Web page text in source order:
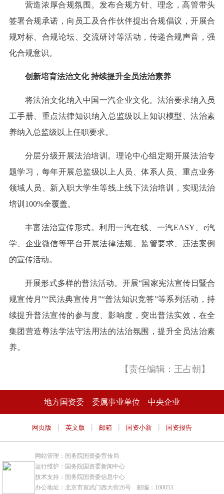
营造浓厚合规氛围。发布合规方针、理念，高管带头
签署合规承诺，向员工及合作伙伴提出合规倡议，开展合
规对标、合规论坛、交流研讨等活动，传递合规声音，强
化合规意识。
创新培育法治文化 持续提升全员法治素养
将法治文化纳入中国一汽企业文化。法治要求纳入员
工手册、重点法律知识纳入总监级以上知识模型、法治素
养纳入总监级以上任职要求。
分层分级开展法治培训。理论中心组定期开展法治专
题学习，每年开展总监级以上人员、体系人员、重点业务
领域人员、新入职大学生等线上线下法治培训，实现法治
培训100%全覆盖。
丰富法治宣传形式。利用一汽在线、一汽EASY、e汽
学、企业微信等平台开展法律法规、监管要求、违法案例
的宣传活动。
开展形式多样的普法活动。开展“国家宪法宣传日暨合
规宣传月”“民法典宣传月”“普法知识竞答”等系列活动，持
续提升普法宣传的参与度、影响度，突出普法实效，在全
集团营造尊法学法守法用法的法治氛围，提升全员法治素
养。
【责任编辑：王占朝】
地方国资委 委属事业单位 中央企业
网页版 | 英文版 | 邮箱 | 国资小新 | 国资报告
网站管理：国务院国资委宣传局
运行维护：国务院国资委新闻中心
技术支持：国务院国资委信息中心
办公地址：北京市宣武门西大街26号 邮编：100053